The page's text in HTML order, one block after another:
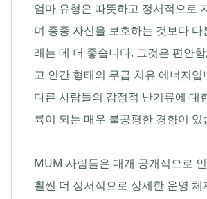
엄마 유형은 따뜻하고 정서적으로
며 종종 자신을 보호하는 것보다
래는 데 더 좋습니다. 그것은 편안
고 인간 형태의 무급 치유 에너지입
다른 사람들의 감정적 난기류에 대
륙이 되는 매우 불공평한 경향이 있
MUM 사람들은 대개 공개적으로
훨씬 더 정서적으로 상세한 운영 체